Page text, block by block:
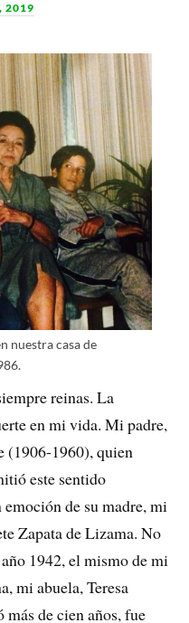
2019
nuestra casa de
reinas. La
en mi vida. Mi padre,
(1906-1960), quien
este sentido
de su madre, mi
Zapata de Lizama. No
1942, el mismo de mi
mi abuela, Teresa
de cien años, fue